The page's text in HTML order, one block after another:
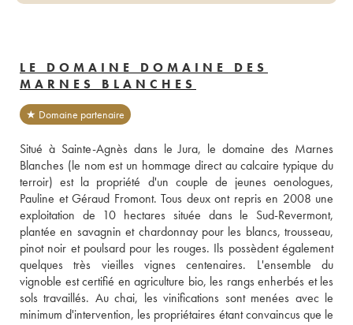
LE DOMAINE DOMAINE DES
MARNES BLANCHES
★ Domaine partenaire
Situé à Sainte-Agnès dans le Jura, le domaine des Marnes
Blanches (le nom est un hommage direct au calcaire typique du
terroir) est la propriété d'un couple de jeunes oenologues,
Pauline et Géraud Fromont. Tous deux ont repris en 2008 une
exploitation de 10 hectares située dans le Sud-Revermont,
plantée en savagnin et chardonnay pour les blancs, trousseau,
pinot noir et poulsard pour les rouges. Ils possèdent également
quelques très vieilles vignes centenaires. L'ensemble du
vignoble est certifié en agriculture bio, les rangs enherbés et les
sols travaillés. Au chai, les vinifications sont menées avec le
minimum d'intervention, les propriétaires étant convaincus que le